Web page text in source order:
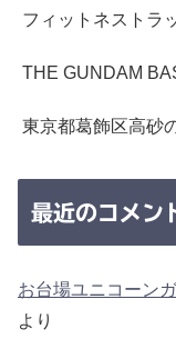
フィットネストラ
THE GUNDAM
東京都葛飾区高砂
最近のコメン
お台場ユニコーン
より